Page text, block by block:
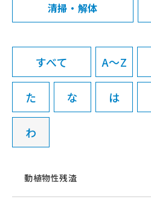
清掃・解体
すべて A～Z
た な は
わ
動植物性残渣